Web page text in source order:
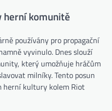
herní komunitě
používány pro propagační
vyvinulo. Dnes slouží
který umožňuje hráčům
milníky. Tento posun
herní kultury kolem Riot